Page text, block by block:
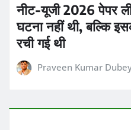
नीट-यूजी 2026 पेपर
घटना नहीं थी, बल्कि
रची गई थी
Praveen Kumar